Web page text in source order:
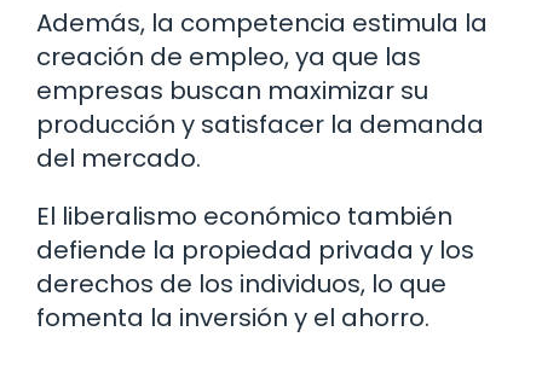
Además, la competencia estimula la
creación de empleo, ya que las
empresas buscan maximizar su
producción y satisfacer la demanda
del mercado.
El liberalismo económico también
defiende la propiedad privada y los
derechos de los individuos, lo que
fomenta la inversión y el ahorro.